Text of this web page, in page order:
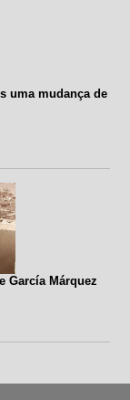
uma mudança de
García Márquez